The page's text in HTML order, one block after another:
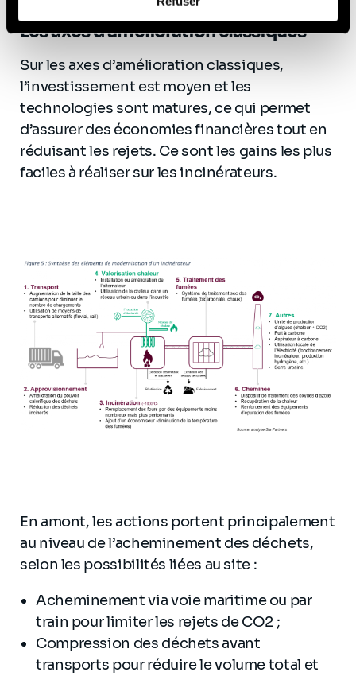
vous pouvez nous contacter et comment nous traitons
Politique de protection des données à caractère
personnel.
Les axes d’amélioration classiques
Sur les axes d’amélioration classiques,
l’investissement est moyen et les
technologies sont matures, ce qui permet
d’assurer des économies financières tout en
réduisant les rejets. Ce sont les gains les plus
faciles à réaliser sur les incinérateurs.
En amont, les actions portent principalement
au niveau de l’acheminement des déchets,
selon les possibilités liées au site :
Acheminement via voie maritime ou par
train pour limiter les rejets de CO2 ;
Compression des déchets avant
transports pour réduire le volume total et